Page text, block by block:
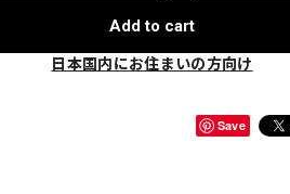
Add to cart
日本国内にお住まいの方向け
Save